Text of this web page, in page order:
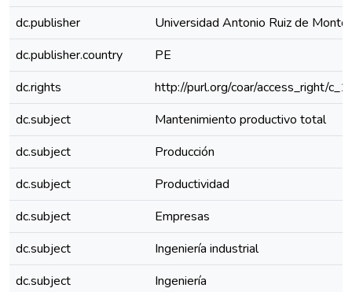
dc.publisher
Universidad Antonio Ruiz de
dc.publisher.country
PE
dc.rights
http://purl.org/coar/access_right/
dc.subject
Mantenimiento productivo total
dc.subject
Producción
dc.subject
Productividad
dc.subject
Empresas
dc.subject
Ingeniería industrial
dc.subject
Ingeniería